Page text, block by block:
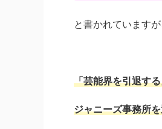
と書かれています
「芸能界を引退す
ジャニーズ事務所